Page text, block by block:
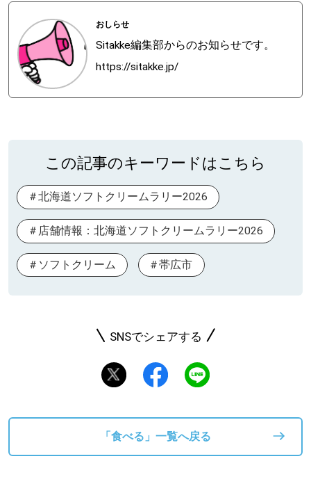
おしらせ
Sitakke編集部からのお知らせです。
https://sitakke.jp/
この記事のキーワードはこちら
北海道ソフトクリームラリー2026
店舗情報：北海道ソフトクリームラリー2026
ソフトクリーム 帯広市
SNSでシェアする
「食べる」一覧へ戻る